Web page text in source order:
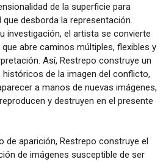
de la superficie para
desborda la representación.
investigación, el artista se convierte
abre caminos múltiples, flexibles y
Así, Restrepo construye un
de la imagen del conflicto,
a manos de nuevas imágenes,
y destruyen en el presente
de aparición, Restrepo construye el
de imágenes susceptible de ser